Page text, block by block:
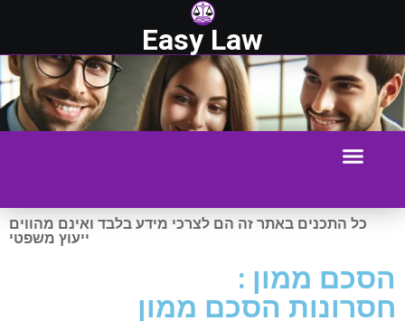
Easy Law
כל התכנים באתר זה הם לצרכי מידע בלבד ואינם מהווים
ייעוץ משפטי
הסכם ממון :
חסרונות הסכם ממון